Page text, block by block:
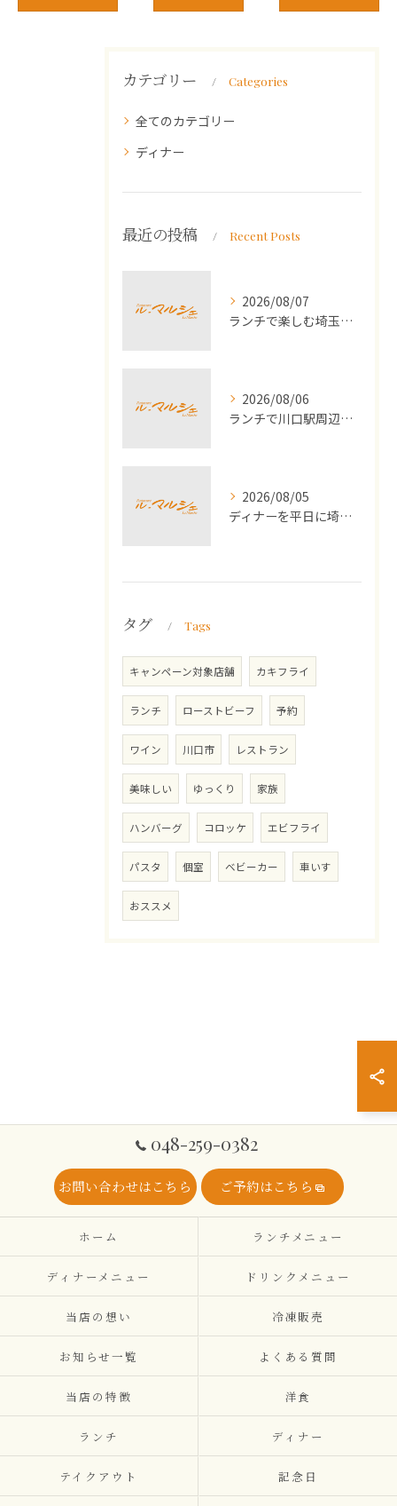
カテゴリー Categories
全てのカテゴリー
ディナー
最近の投稿 Recent Posts
2026/08/07
ランチで楽しむ埼玉県川口市の運動会シーズンにおすすめ家族体験ガイド
2026/08/06
ランチで川口駅周辺の生パスタを満喫する女子会におすすめの最新ガイド
2026/08/05
ディナーを平日に埼玉県川口市で選ぶ満足度とコスパの高い外食術
タグ Tags
キャンペーン対象店舗 カキフライ
ランチ ローストビーフ 予約
ワイン 川口市 レストラン
美味しい ゆっくり 家族
ハンバーグ コロッケ エビフライ
パスタ 個室 ベビーカー 車いす
おススメ
048-259-0382
お問い合わせはこちら ご予約はこちら
ホーム ランチメニュー
ディナーメニュー ドリンクメニュー
当店の想い 冷凍販売
お知らせ一覧 よくある質問
当店の特徴 洋食
ランチ ディナー
テイクアウト 記念日